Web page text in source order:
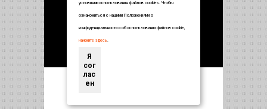
Энциклопедия по странам и городам
условиями использования файлов cookies. Чтобы
ознакомиться с нашими Положениями о
конфиденциальности и об использовании файлов cookie,
нажмите здесь.
Я
сог
лас
ен